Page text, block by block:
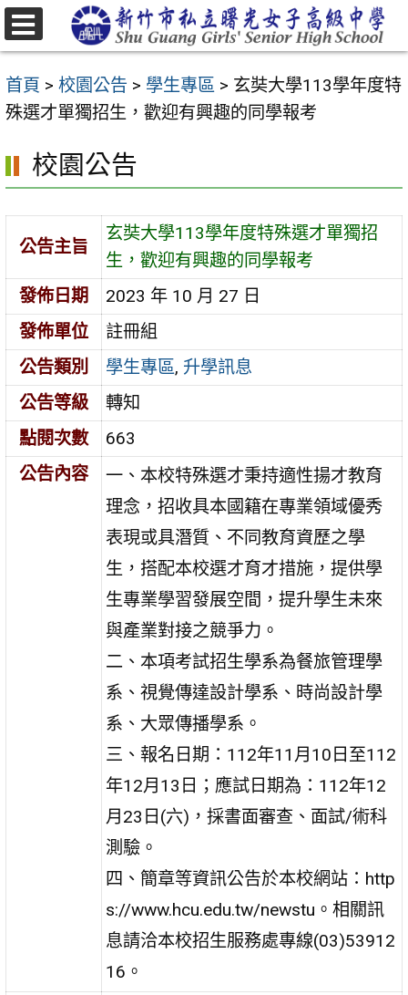
跳
至
要
內
區
首頁 > 校園公告 > 學生專區 > 玄奘大學113學年度特
殊選才單獨招生，歡迎有興趣的同學報考
校園公告
公告主旨
玄奘大學113學年度特殊選才單獨招
生，歡迎有興趣的同學報考
發佈日期
2023 年 10 月 27 日
發佈單位
註冊組
公告類別
學生專區, 升學訊息
公告等級
轉知
點閱次數
663
公告內容
一、本校特殊選才秉持適性揚才教育
理念，招收具本國籍在專業領域優秀
表現或具潛質、不同教育資歷之學
生，搭配本校選才育才措施，提供學
生專業學習發展空間，提升學生未來
與產業對接之競爭力。
二、本項考試招生學系為餐旅管理學
系、視覺傳達設計學系、時尚設計學
系、大眾傳播學系。
三、報名日期：112年11月10日至112
年12月13日；應試日期為：112年12
月23日(六)，採書面審查、面試/術科
測驗。
四、簡章等資訊公告於本校網站：http
s://www.hcu.edu.tw/newstu。相關訊
息請洽本校招生服務處專線(03)53912
16。
選
單